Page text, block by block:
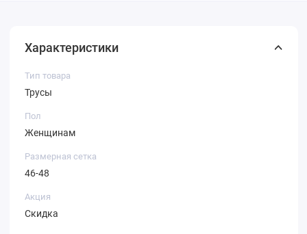
Характеристики
Тип товара
Трусы
Пол
Женщинам
Размерная сетка
46-48
Акция
Скидка